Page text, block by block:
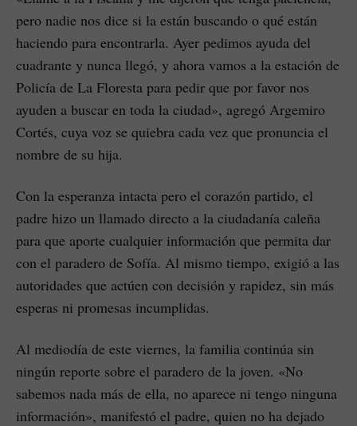
pero nadie nos dice si la están buscando o qué están
haciendo para encontrarla. Ayer pedimos ayuda del
cuadrante y nunca llegó, y ahora vamos a la estación de
Policía de La Floresta para pedir que por favor nos
ayuden a buscar en toda la ciudad», agregó Argemiro
Cortés, cuya voz se quiebra cada vez que pronuncia el
nombre de su hija.
Con la esperanza intacta pero el corazón partido, el
padre hizo un llamado directo a la ciudadanía caleña
para que aporte cualquier información que permita dar
con el paradero de Sofía. Al mismo tiempo, exigió a las
autoridades que actúen con decisión y rapidez, sin más
esperas ni promesas incumplidas.
Al mediodía de este viernes, la familia continúa sin
ningún reporte sobre el paradero de la joven. «No
sabemos nada más de ella, no aparece ni tengo ninguna
información», manifestó el padre, quien no ha dejado